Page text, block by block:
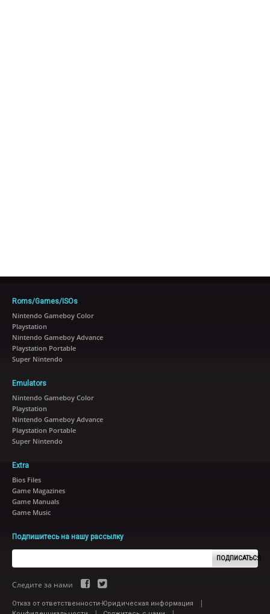
Roms/Games/ISOs
Nintendo Gameboy Color
Playstation
Nintendo Gameboy Advance
Playstation Portable
Super Nintendo
Emulators
Nintendo Gameboy Color
Playstation
Nintendo Gameboy Advance
Playstation Portable
Super Nintendo
Extra
Bios Files
Game Magazines
Game Manuals
Game Music
Подпишитесь на нашу рассылку
ПОДПИСАТЬСЯ
Следите за нами
Отказ от ответственности-Юридическая информация |